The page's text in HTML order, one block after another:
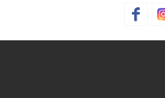
Thích hợp dùng trong